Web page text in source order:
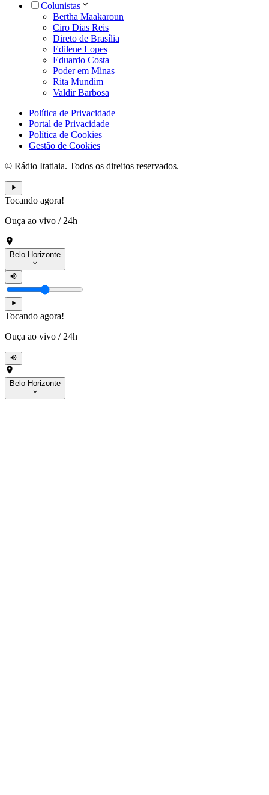
Colunistas
Bertha Maakaroun
Ciro Dias Reis
Direto de Brasília
Edilene Lopes
Eduardo Costa
Poder em Minas
Rita Mundim
Valdir Barbosa
Política de Privacidade
Portal de Privacidade
Política de Cookies
Gestão de Cookies
© Rádio Itatiaia. Todos os direitos reservados.
Tocando agora!
Ouça ao vivo / 24h
Belo Horizonte
Tocando agora!
Ouça ao vivo / 24h
Belo Horizonte